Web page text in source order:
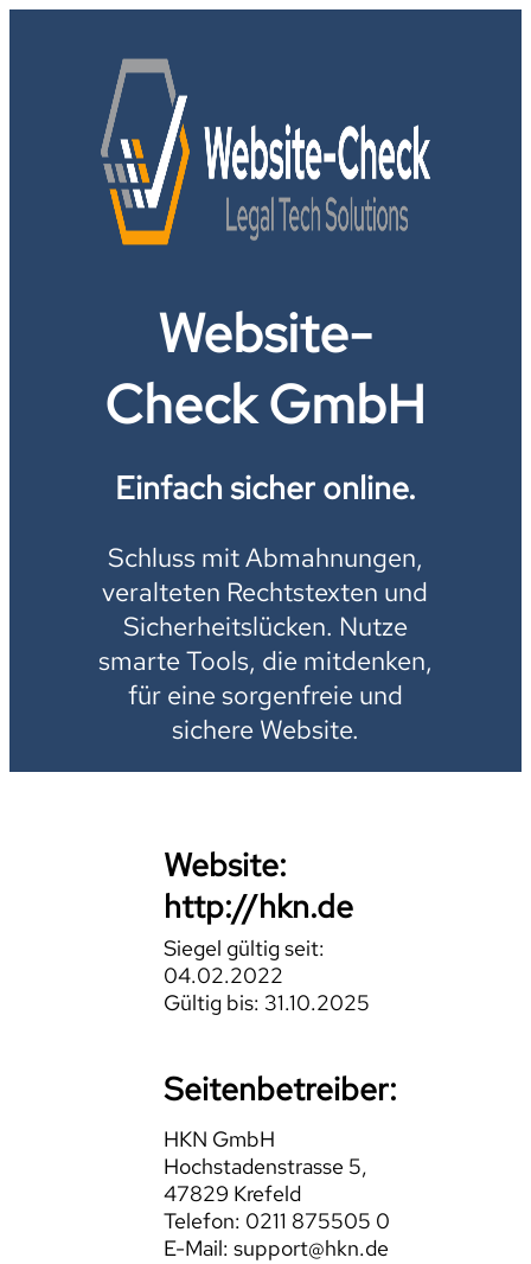
Website-
Check GmbH
Einfach sicher online.
Schluss mit Abmahnungen,
veralteten Rechtstexten und
Sicherheitslücken. Nutze
smarte Tools, die mitdenken,
für eine sorgenfreie und
sichere Website.
Website:
http://hkn.de
Siegel gültig seit:
04.02.2022
Gültig bis: 31.10.2025
Seitenbetreiber:
HKN GmbH
Hochstadenstrasse 5,
47829 Krefeld
Telefon: 0211 875505 0
E-Mail: support@hkn.de